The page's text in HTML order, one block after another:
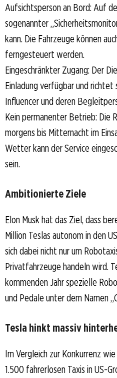
Aufsichtsperson an Bord: Auf
sogenannter
kann. Die Fahrzeuge können
ferngesteuert werden.
Eingeschränkter Zugang: Der
Einladung verfügbar und
Influencer und deren
Kein permanenter Betrieb: Die
morgens bis Mitternacht im
Wetter kann der Service
sein.
Ambitionierte Ziele
Elon Musk hat das Ziel, dass
Million Teslas autonom in den
sich dabei nicht nur um
Privatfahrzeuge handeln wird.
kommenden Jahr spezielle
und Pedale unter dem Namen
Tesla hinkt massiv
Im Vergleich zur Konkurrenz
1.500 fahrerlosen Taxis in US-